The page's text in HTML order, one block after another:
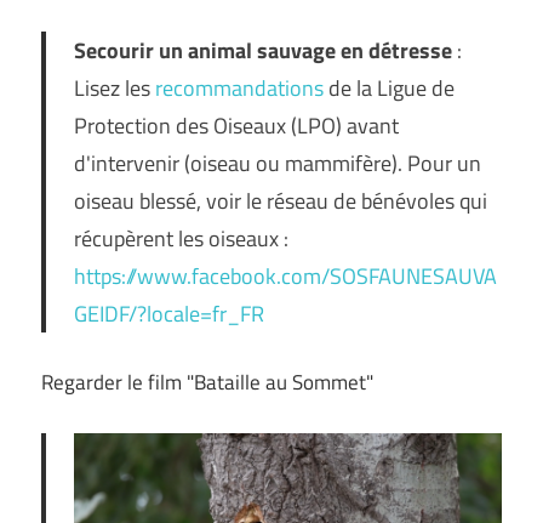
Secourir un animal sauvage en détresse:
Lisez lesrecommandationsde la Ligue de
Protection des Oiseaux (LPO) avant
d'intervenir (oiseau ou mammifère). Pour un
oiseau blessé, voir le réseau de bénévoles qui
récupèrent les oiseaux :
https://www.facebook.com/SOSFAUNESAUVA
GEIDF/?locale=fr_FR
Regarder le film "Bataille au Sommet"